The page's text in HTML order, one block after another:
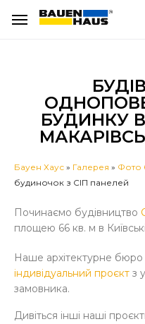
БУДИНКУ
Бауен Хаус » Галерея » Фото
будиночок з СІП панелей
Починаємо будівництво
площею 66 кв. м в
Наше архітектурне
індивідуальний проєкт з
замовника.
Дивіться інші наші